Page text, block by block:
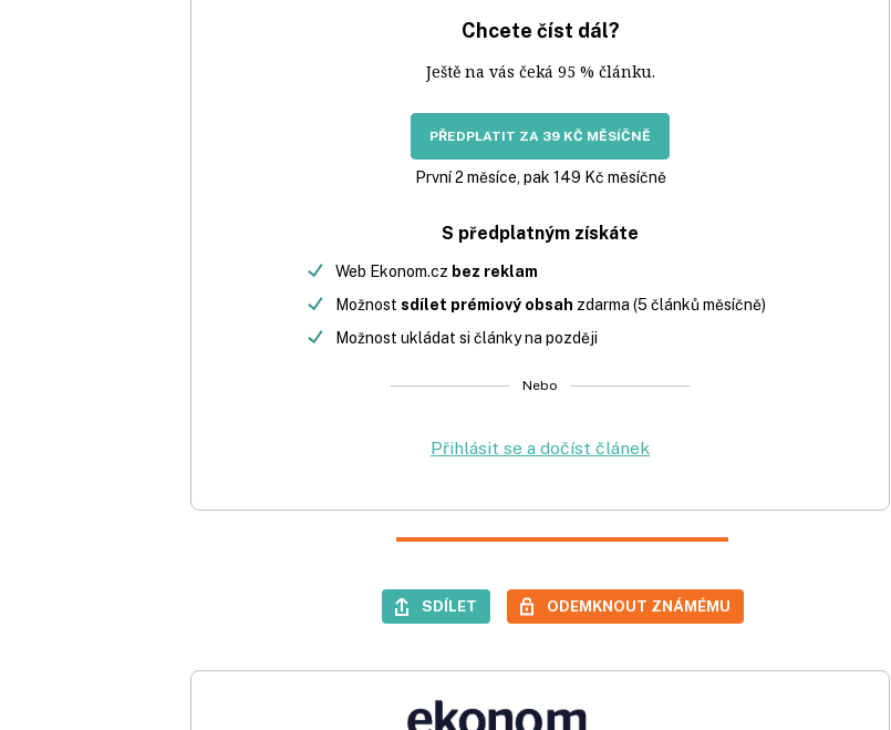
Chcete číst dál?
Ještě na vás čeká 95 % článku.
PŘEDPLATIT ZA 39 KČ MĚSÍČNĚ
První 2 měsíce, pak 149 Kč měsíčně
S předplatným získáte
Web Ekonom.cz bez reklam
Možnost sdílet prémiový obsah zdarma (5 článků měsíčně)
Možnost ukládat si články na později
Nebo
Přihlásit se a dočíst článek
SDÍLET ODEMKNOUT ZNÁMÉMU